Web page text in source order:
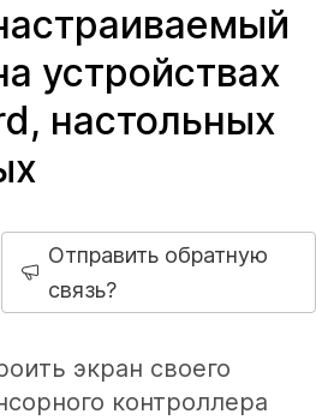
устройствах
настольных
Отправить обратную
связь?
экран своего
контроллера